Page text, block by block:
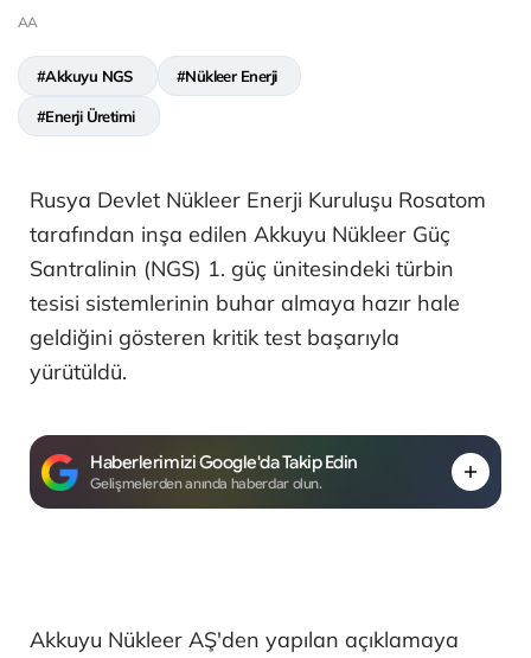
AA
#Akkuyu NGS #Nükleer Enerji
#Enerji Üretimi
Rusya Devlet Nükleer Enerji Kuruluşu Rosatom
tarafından inşa edilen Akkuyu Nükleer Güç
Santralinin (NGS) 1. güç ünitesindeki türbin
tesisi sistemlerinin buhar almaya hazır hale
geldiğini gösteren kritik test başarıyla
yürütüldü.
Haberlerimizi Google'da Takip Edin
Gelişmelerden anında haberdar olun.
Akkuyu Nükleer AŞ'den yapılan açıklamaya